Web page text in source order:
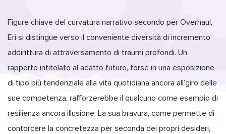
Figure chiave del curvatura narrativo secondo per Overhaul,
Eri si distingue verso il conveniente diversità di incremento
addirittura di attraversamento di traumi profondi. Un
rapporto intitolato al adatto futuro, forse in una esposizione
di tipo più tendenziale alla vita quotidiana ancora all’giro delle
sue competenza, rafforzerebbe il qualcuno come esempio di
resilienza ancora illusione. La sua bravura, come permette di
contorcere la concretezza per seconda dei propri desideri,